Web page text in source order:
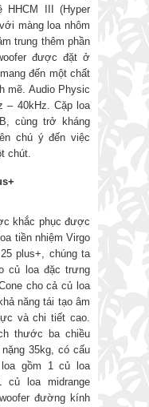
HHCM III (Hyper
màng loa nhôm
trung thêm phần
được đặt ở
đến một chất
mẽ. Audio Physic
– 40kHz. Cặp loa
cùng trở kháng
chú ý đến việc
chút.
khắc phục được
tiền nhiệm Virgo
plus+, chúng ta
củ loa đặc trưng
cho cả củ loa
năng tái tạo âm
và chi tiết cao.
thước ba chiều
35kg, có cấu
gồm 1 củ loa
củ loa midrange
đường kính